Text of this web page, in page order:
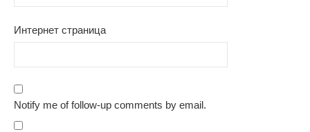
Интернет страница
Notify me of follow-up comments by email.